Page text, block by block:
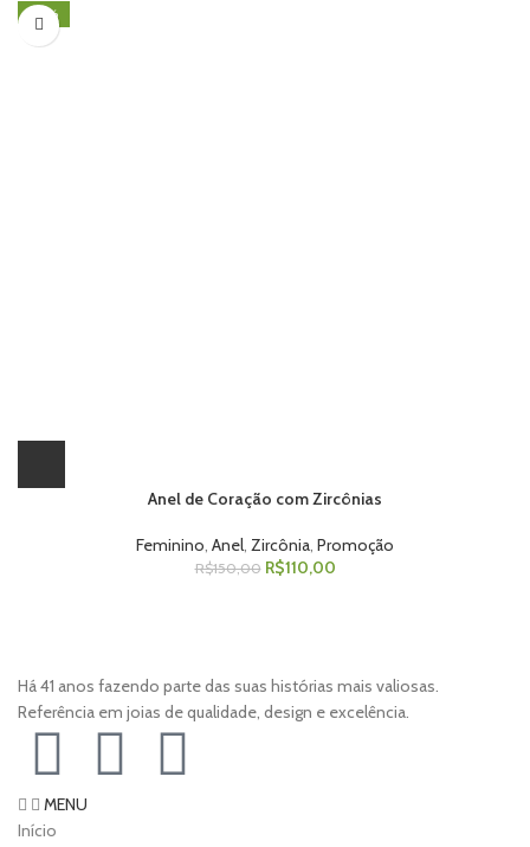
-27%
Anel de Coração com Zircônias
Feminino Anel Zircônia Promoção
R$150,00 R$110,00
Há 41 anos fazendo parte das suas histórias mais valiosas.
Referência em joias de qualidade, design e excelência.
MENU
Início